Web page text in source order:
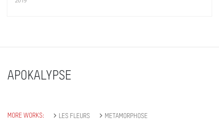
APOKALYPSE
MORE WORKS: LES FLEURS METAMORPHOSE